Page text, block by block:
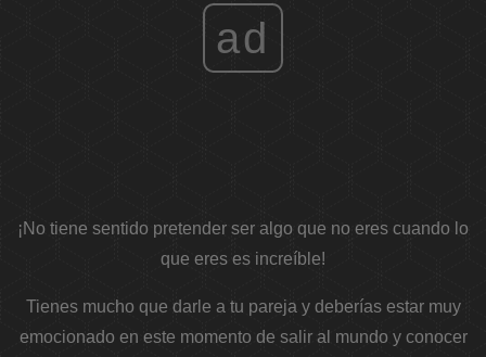
ad
¡No tiene sentido pretender ser algo que no eres cuando lo
que eres es increíble!
Tienes mucho que darle a tu pareja y deberías estar muy
emocionado en este momento de salir al mundo y conocer